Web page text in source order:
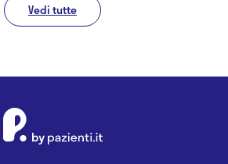
Vedi tutte